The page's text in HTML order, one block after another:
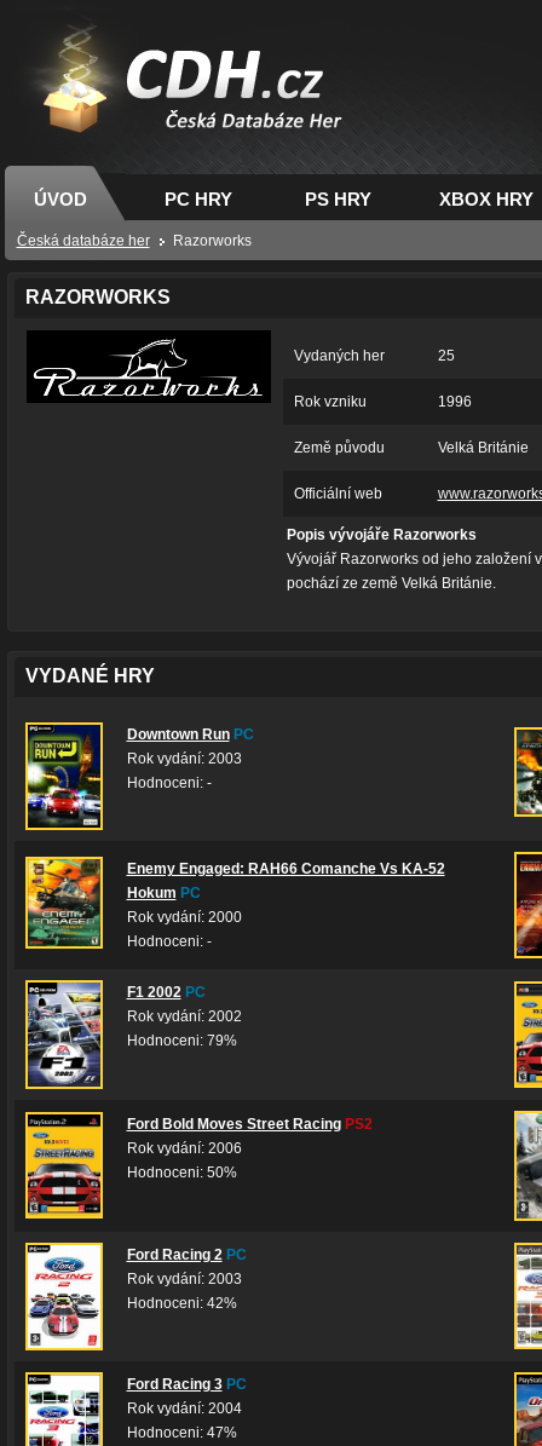
CDH.cz - hry na PC,
PS, XBOX - Česká
databáze her
ÚVOD PC HRY PS HRY XBOX HRY
Česká databáze her Razorworks
RAZORWORKS
Vydaných her 25
Rok vzniku 1996
Země původu Velká Británie
Officiální web
Popis vývojáře Razorworks
Vývojář Razorworks od jeho založení
pochází ze země Velká Británie.
VYDANÉ HRY
Downtown Run PC
Rok vydání: 2003
Hodnoceni: -
Enemy Engaged: RAH66 Comanche Vs KA-52
Hokum PC
Rok vydání: 2000
Hodnoceni: -
F1 2002 PC
Rok vydání: 2002
Hodnoceni: 79%
Ford Bold Moves Street Racing PS2
Rok vydání: 2006
Hodnoceni: 50%
Ford Racing 2 PC
Rok vydání: 2003
Hodnoceni: 42%
Ford Racing 3 PC
Rok vydání: 2004
Hodnoceni: 47%